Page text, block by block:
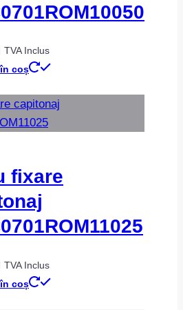
TVA Inclus
coș
fixare
TVA Inclus
coș